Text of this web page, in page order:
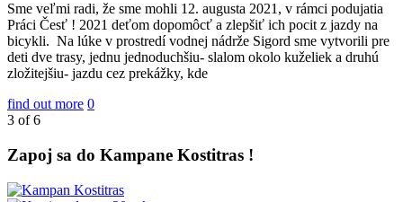
Sme veľmi radi, že sme mohli 12. augusta 2021, v rámci podujatia
Práci Česť ! 2021 deťom dopomôcť a zlepšiť ich pocit z jazdy na
bicykli. Na lúke v prostredí vodnej nádrže Sigord sme vytvorili pre
deti dve trasy, jednu jednoduchšiu- slalom okolo kuželiek a druhú
zložitejšiu- jazdu cez prekážky, kde
find out more 0
3 of6
Zapoj sa do Kampane Kostitras !